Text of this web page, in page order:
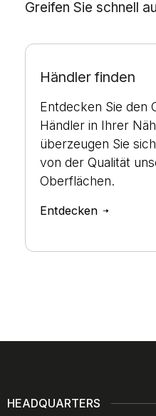
Greifen Sie schnell
Händler finden
Entdecken Sie den
Händler in Ihrer
überzeugen Sie
von der Qualität
Oberflächen.
Entdecken
HEADQUARTERS